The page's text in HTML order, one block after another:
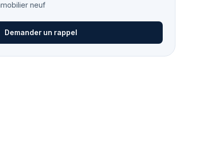
neuf
Demander un rappel